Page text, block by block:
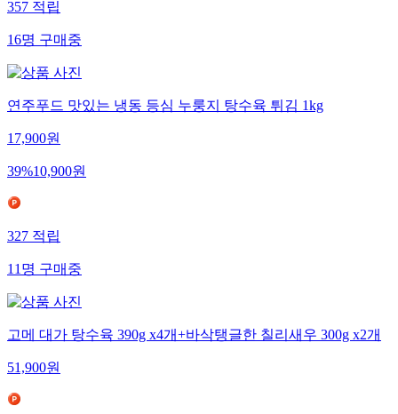
357적립
16명구매중
연주푸드 맛있는 냉동 등심 누룽지 탕수육 튀김 1kg
17,900원
39%10,900원
327적립
11명구매중
고메 대가 탕수육 390g x4개+바삭탱글한 칠리새우 300g x2개
51,900원